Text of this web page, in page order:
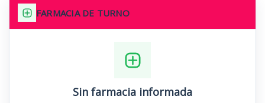
FARMACIA DE TURNO
Sin farmacia informada